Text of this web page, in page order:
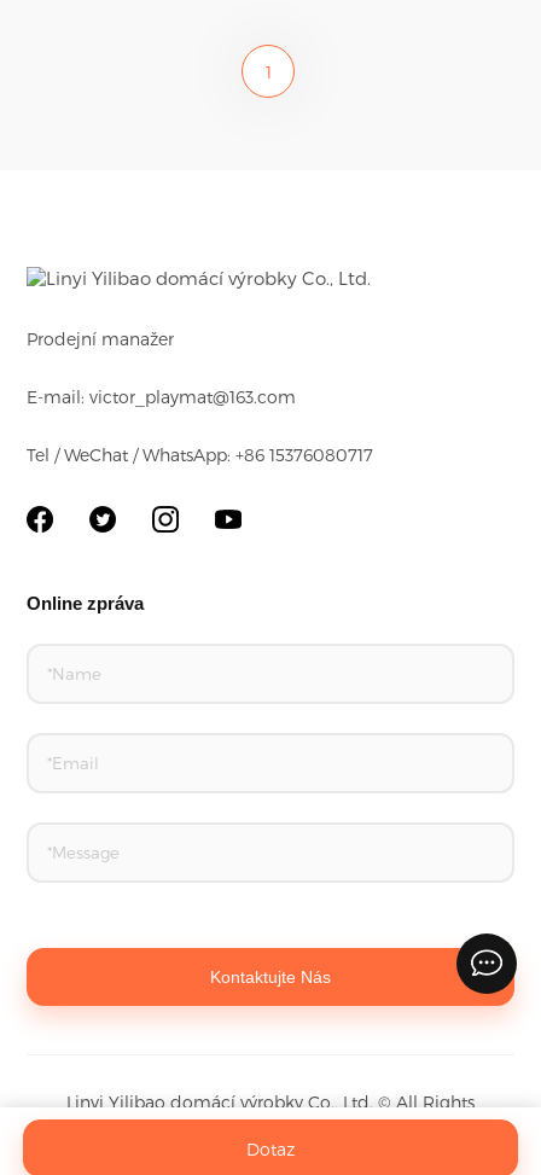
1
Prodejní manažer
E-mail: victor_playmat@163.com
Tel / WeChat / WhatsApp: +86 15376080717
Online zpráva
Kontaktujte Nás
Linyi Yilibao domácí výrobky Co., Ltd. © All Rights
Reserved
sitemap.xml
sitemap.html
Dotaz